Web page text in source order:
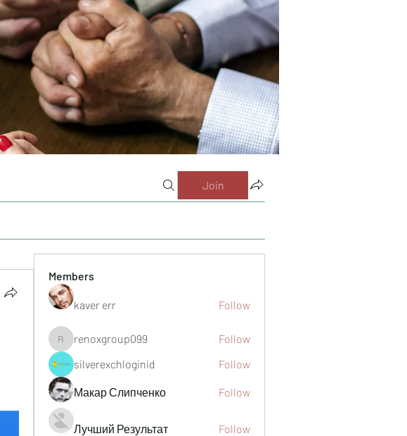
Join
Members
kaver err Follow
renoxgroup099
renoxgroup099
Follow
silverexchloginid
Follow
Макар Слипченко Follow
Лучший Результат Follow